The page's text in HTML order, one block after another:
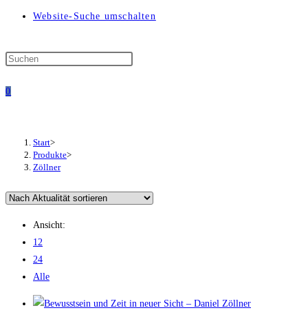
Website-Suche umschalten
0
Start>
Produkte>
Zöllner
Ansicht:
12
24
Alle